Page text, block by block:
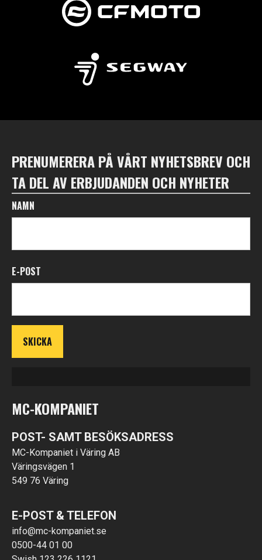
PRENUMERERA PÅ VÅRT NYHETSBREV OCH
TA DEL AV ERBJUDANDEN OCH NYHETER
NAMN
E-POST
MC-KOMPANIET
POST- SAMT BESÖKSADRESS
MC-Kompaniet i Väring AB
Väringsvägen 1
549 76 Väring
E-POST & TELEFON
info@mc-kompaniet.se
0500-44 01 00